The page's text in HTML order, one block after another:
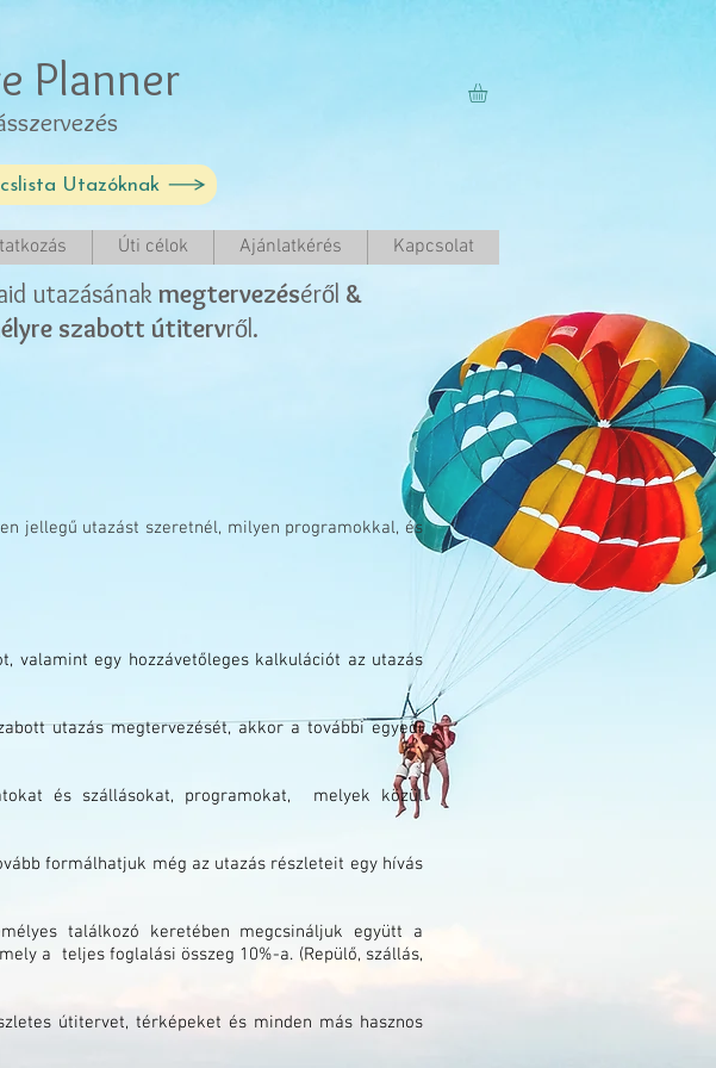
Planner
Utazóknak
Úti célok Ajánlatkérés Kapcsolat
utazásának megtervezéséről &
szabott útitervről.
jellegű utazást szeretnél, milyen programokkal, és
valamint egy hozzávetőleges kalkulációt az utazás
utazás megtervezését, akkor a további egyedi
és szállásokat, programokat, melyek közül
formálhatjuk még az utazás részleteit egy hívás
találkozó keretében megcsináljuk együtt a
a teljes foglalási összeg 10%-a. (Repülő, szállás,
útitervet, térképeket és minden más hasznos